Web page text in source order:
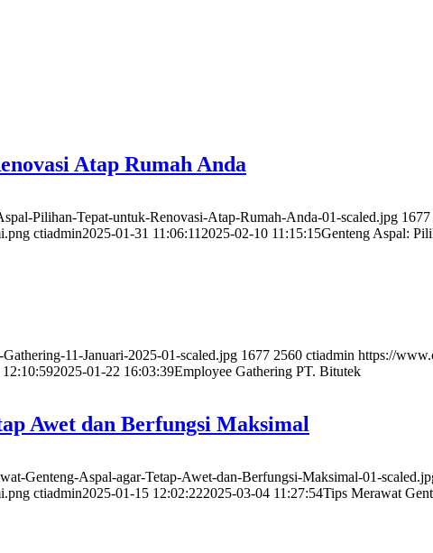
Atap Rumah Anda
Pilihan-Tepat-untuk-Renovasi-Atap-Rumah-Anda-01-scaled.jpg 1677
ctiadmin2025-01-31 11:06:11 2025-02-10 11:15:15Genteng Aspal:
11-Januari-2025-01-scaled.jpg 1677 2560 ctiadmin https://
2025-01-22 16:03:39Employee Gathering PT. Bitutek
Awet dan Berfungsi Maksimal
Genteng-Aspal-agar-Tetap-Awet-dan-Berfungsi-Maksimal-01-
ctiadmin2025-01-15 12:02:222025-03-04 11:27:54Tips Merawat